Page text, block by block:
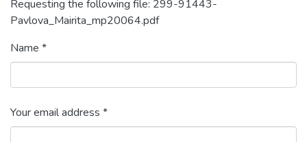
Requesting the following file: 299-91443-
Pavlova_Mairita_mp20064.pdf
Name *
Your email address *